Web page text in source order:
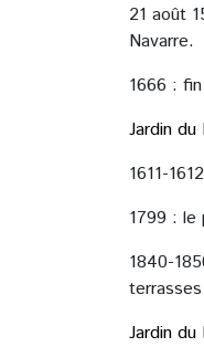
21 août
Navarre.
1666 :
Jardin
1611-
1799 : le
1840-
Jardin du